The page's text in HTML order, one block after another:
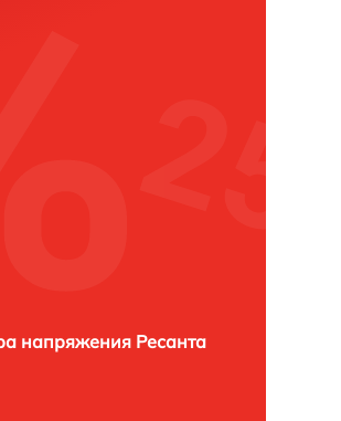
напряжения Ресанта